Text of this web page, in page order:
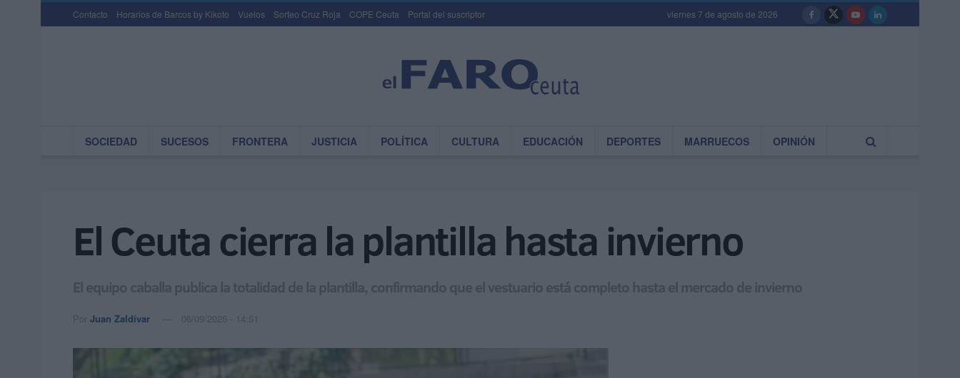
Contacto Horarios de Barcos by Kikoto Vuelos Sorteo Cruz Roja COPE Ceuta Portal del suscriptor viernes 7 de agosto de 2026
SOCIEDAD SUCESOS FRONTERA JUSTICIA POLÍTICA CULTURA EDUCACIÓN DEPORTES MARRUECOS OPINIÓN
El Ceuta cierra la plantilla hasta invierno
El equipo caballa publica la totalidad de la plantilla, confirmando que el vestuario está completo hasta el mercado de invierno
Por Juan Zaldívar 06/09/2025 - 14:51